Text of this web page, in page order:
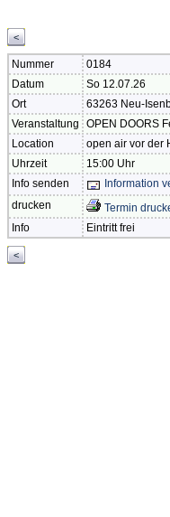
<
Nummer
0184
Datum
So 12.07.26
Ort
63263 Neu-
Veranstaltung
OPEN DOORS
Location
open air vor der
Uhrzeit
15:00 Uhr
Info senden
Information
drucken
Termin
Info
Eintritt frei
<